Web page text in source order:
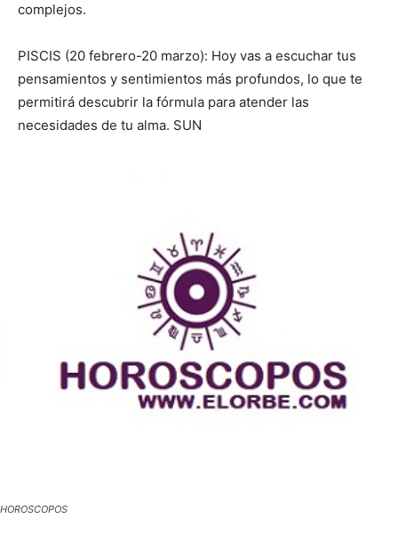
complejos.
PISCIS (20 febrero-20 marzo): Hoy vas a escuchar tus
pensamientos y sentimientos más profundos, lo que te
permitirá descubrir la fórmula para atender las
necesidades de tu alma. SUN
HOROSCOPOS